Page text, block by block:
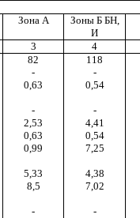
Зона А Зоны Б БН,
И
3 4
82 118
- -
0,63 0,54
- -
2,53 4,41
0,63 0,54
0,99 7,25
5,33 4,38
8,5 7,02
- -